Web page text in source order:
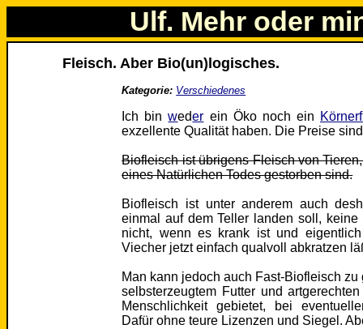
Ulf. Mehr oder
Fleisch. Aber Bio(un)logisches.
Kategorie: Verschiedenes
Ich binweder ein Öko noch ein
exzellente Qualität haben. Die Preise
Biofleisch ist übrigens Fleisch von
eines Natürlichen Todes gestorben sind.
Biofleisch ist unter anderem auch
einmal auf dem Teller landen soll,
nicht, wenn es krank ist und
Viecher jetzt einfach qualvoll abkratzen
Man kann jedoch auch Fast-Biofleisch
selbsterzeugtem Futter und
Menschlichkeit gebietet, bei
Dafür ohne teure Lizenzen und Siegel.